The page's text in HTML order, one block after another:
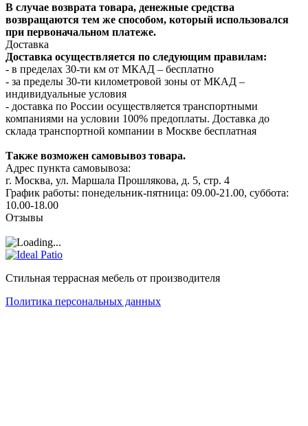
В случае возврата товара, денежные средства
возвращаются тем же способом, который использовался
при первоначальном платеже.
Доставка
Доставка осуществляется по следующим правилам:
- в пределах 30-ти км от МКАД – бесплатно
- за пределы 30-ти километровой зоны от МКАД –
индивидуальные условия
- доставка по России осуществляется транспортными
компаниями на условии 100% предоплаты. Доставка до
склада транспортной компании в Москве бесплатная
Также возможен самовывоз товара.
Адрес пункта самовывоза:
г. Москва, ул. Маршала Прошлякова, д. 5, стр. 4
График работы: понедельник-пятница: 09.00-21.00, суббота:
10.00-18.00
Отзывы
Стильная террасная мебель от производителя
Политика персональных данных